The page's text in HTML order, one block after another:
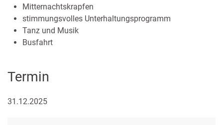
Mitternachtskrapfen
stimmungsvolles Unterhaltungsprogramm
Tanz und Musik
Busfahrt
Termin
31.12.2025